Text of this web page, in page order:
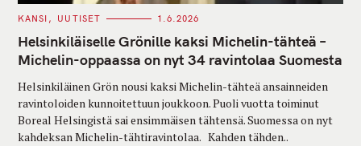
C
T
E
G
O
I
S
KANSI UUTISET 1.6.2026
Helsinkiläiselle Grönille kaksi Michelin-tähteä –
Michelin-oppaassa on nyt 34 ravintolaa Suomesta
Helsinkiläinen Grön nousi kaksi Michelin-tähteä ansainneiden
ravintoloiden kunnoitettuun joukkoon. Puoli vuotta toiminut
Boreal Helsingistä sai ensimmäisen tähtensä. Suomessa on nyt
kahdeksan Michelin-tähtiravintolaa. Kahden tähden..